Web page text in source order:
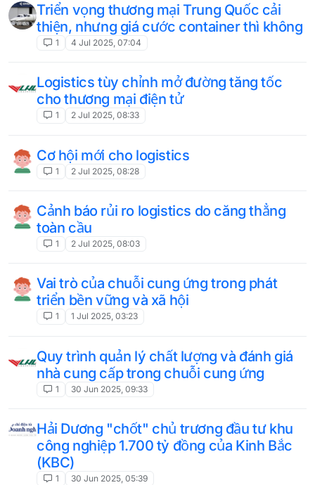
Triển vọng thương mại Trung Quốc cải
thiện, nhưng giá cước container thì không
1 4 Jul 2025, 07:04
Logistics tùy chỉnh mở đường tăng tốc
cho thương mại điện tử
1 2 Jul 2025, 08:33
Cơ hội mới cho logistics
1 2 Jul 2025, 08:28
Cảnh báo rủi ro logistics do căng thẳng
toàn cầu
1 2 Jul 2025, 08:03
Vai trò của chuỗi cung ứng trong phát
triển bền vững và xã hội
1 1 Jul 2025, 03:23
Quy trình quản lý chất lượng và đánh giá
nhà cung cấp trong chuỗi cung ứng
1 30 Jun 2025, 09:33
Hải Dương "chốt" chủ trương đầu tư khu
công nghiệp 1.700 tỷ đồng của Kinh Bắc
(KBC)
1 30 Jun 2025, 05:39